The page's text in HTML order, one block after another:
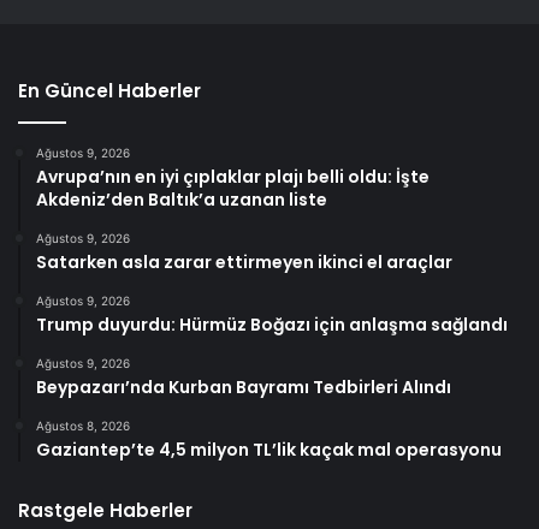
En Güncel Haberler
Ağustos 9, 2026
Avrupa’nın en iyi çıplaklar plajı belli oldu: İşte
Akdeniz’den Baltık’a uzanan liste
Ağustos 9, 2026
Satarken asla zarar ettirmeyen ikinci el araçlar
Ağustos 9, 2026
Trump duyurdu: Hürmüz Boğazı için anlaşma sağlandı
Ağustos 9, 2026
Beypazarı’nda Kurban Bayramı Tedbirleri Alındı
Ağustos 8, 2026
Gaziantep’te 4,5 milyon TL’lik kaçak mal operasyonu
Rastgele Haberler